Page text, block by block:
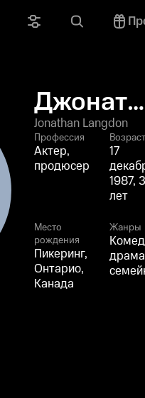
Лэнгдон
Jonathan Langdon
Профессия
Актер,
продюсер
Возраст
17
1987,
лет
Место
рождения
Пикеринг,
Онтарио,
Канада
Жанры